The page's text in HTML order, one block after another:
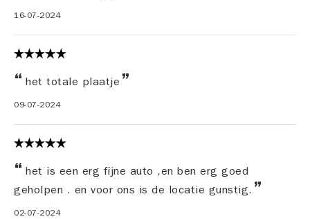
16-07-2024
het totale plaatje
09-07-2024
het is een erg fijne auto ,en ben erg goed
geholpen . en voor ons is de locatie gunstig.
02-07-2024